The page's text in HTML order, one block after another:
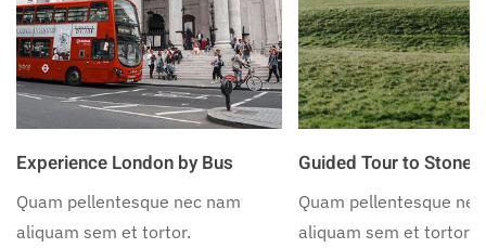
Experience London by Bus
Quam pellentesque nec nam
aliquam sem et tortor.
Guided Tour to
Quam pellentesque
aliquam sem et tortor.